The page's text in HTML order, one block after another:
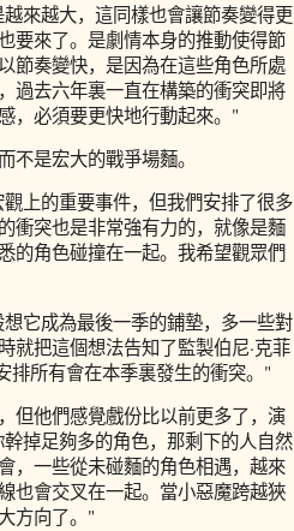
來越大，這同樣也會讓節奏變得更
要來了。是劇情本身的推動使得節
節奏變快，是因為在這些角色所處
過去六年裏一直在構築的衝突即將
，必須要更快地行動起來。"
不是宏大的戰爭場麵。
上的重要事件，但我們安排了很多
衝突也是非常強有力的，就像是麵
的角色碰撞在一起。我希望觀眾們
它成為最後一季的鋪墊，多一些對
就把這個想法告知了監製伯尼·克菲
排所有會在本季裏發生的衝突。"
但他們感覺戲份比以前更多了，演
掉足夠多的角色，那剩下的人自然
，一些從未碰麵的角色相遇，越來
也會交叉在一起。當小惡魔跨越狹
方向了。"